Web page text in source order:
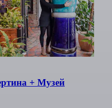
+ Музей